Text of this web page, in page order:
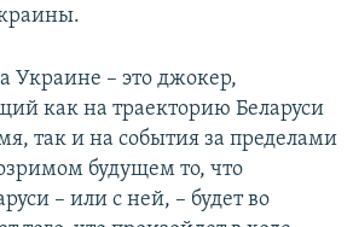
Украине – это джокер,
как на траекторию Беларуси
так и на события за пределами
будущем то, что
– или с ней, – будет во